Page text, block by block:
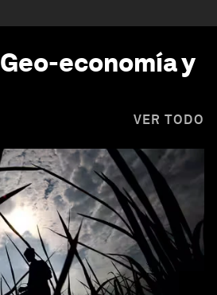
Geo-economía y
VER TODO